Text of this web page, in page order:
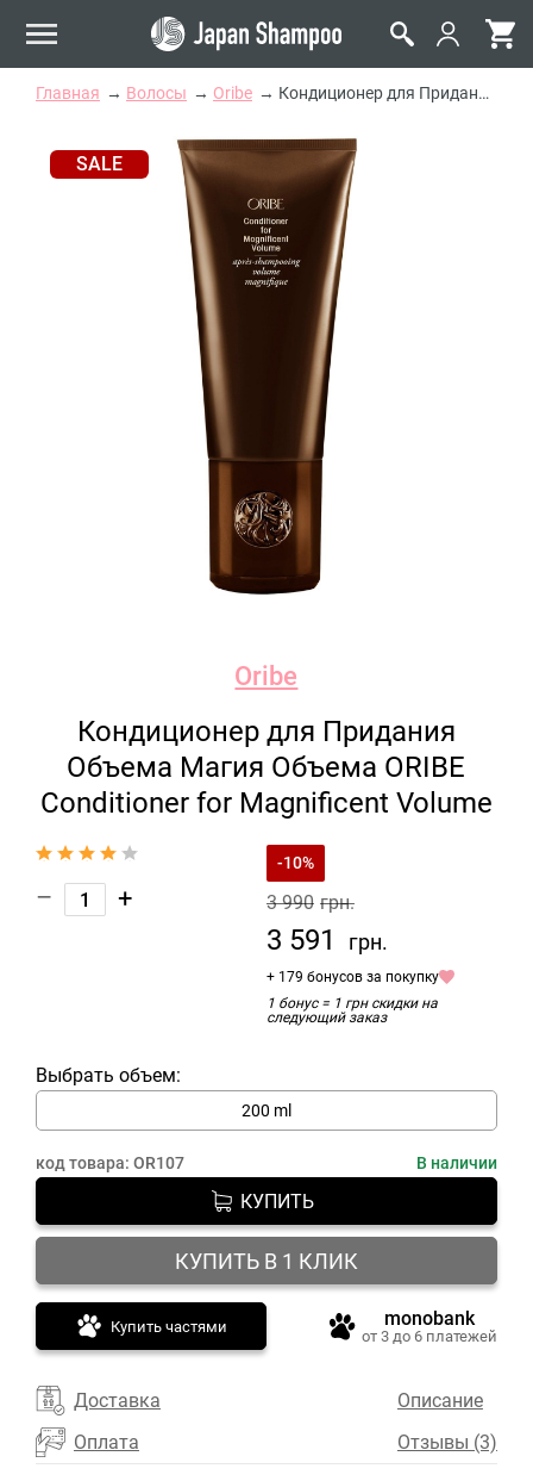
Главная Волосы Oribe Кондиционер для Придания Объема Магия Объема ORIBE Conditioner for Magnificent Volume
SALE
Oribe
Кондиционер для Придания
Объема Магия Объема ORIBE
Conditioner for Magnificent Volume
– +
-10%
3 990 грн.
3 591 грн.
+ 179 бонусов за покупку
1 бонус = 1 грн скидки на
следующий заказ
Выбрать объем:
200 ml
код товара: OR107 В наличии
КУПИТЬ
КУПИТЬ В 1 КЛИК
Купить частями monobank
от 3 до 6 платежей
Доставка
Оплата
Описание
Отзывы (3)